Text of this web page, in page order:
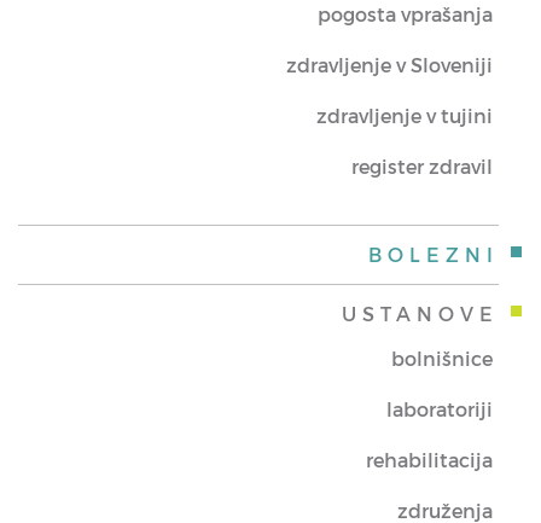
pogosta vprašanja
zdravljenje v Sloveniji
zdravljenje v tujini
register zdravil
BOLEZNI
USTANOVE
bolnišnice
laboratoriji
rehabilitacija
združenja